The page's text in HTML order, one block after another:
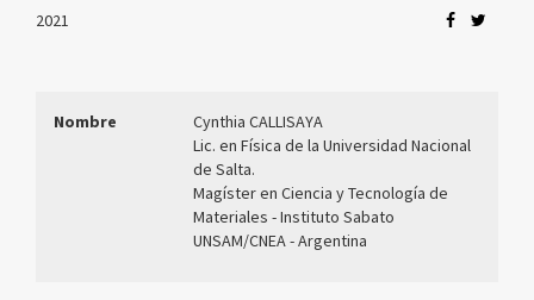
2021
Nombre
Cynthia CALLISAYA
Lic. en Física de la Universidad Nacional
de Salta.
Magíster en Ciencia y Tecnología de
Materiales - Instituto Sabato
UNSAM/CNEA - Argentina